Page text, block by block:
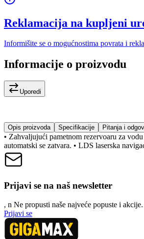
Reklamacija na kupljeni
Informišite se o mogućnostima povrata i
Informacije o proizvodu
Uporedi
Opis proizvoda Specifikacije Pitanja i
• Zahvaljujući pametnom rezervoaru za
automatski se zatvara. • LDS laserska
Prijavi se na naš newsletter
, n Ne propusti naše najveće popuste i akcije.
Prijavi se